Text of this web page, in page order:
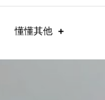
懂懂其他